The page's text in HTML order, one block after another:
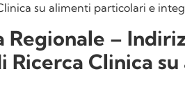
su alimenti particolari e
Regionale –
Ricerca Clinica